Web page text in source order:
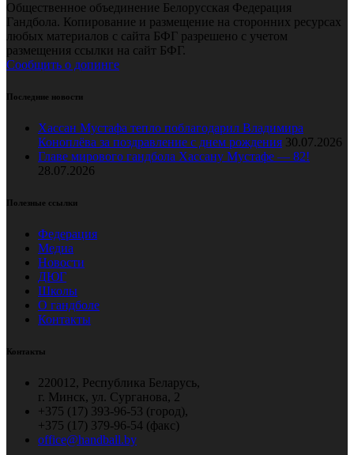
Общественное объединение Белорусская Федерация
Гандбола. Копирование и размещение на сторонних ресурсах
любых материалов с сайта БФГ разрешено с учетом
размещения ссылки на сайт БФГ.
Сообщить о допинге
Последние новости
Хассан Мустафа тепло поблагодарил Владимира
Коноплёва за поздравление с днем рождения 30.07.2026
Главе мирового гандбола Хассану Мустафе — 82!
28.07.2026
Полезные ссылки
Федерация
Медиа
Новости
ДЮГ
Школы
О гандболе
Контакты
Контакты
220012, Республика Беларусь,
г. Минск, ул. Сурганова, 2
+375 (17) 393-96-53 (город),
+375 (17) 379-96-54 (факс)
office@handball.by